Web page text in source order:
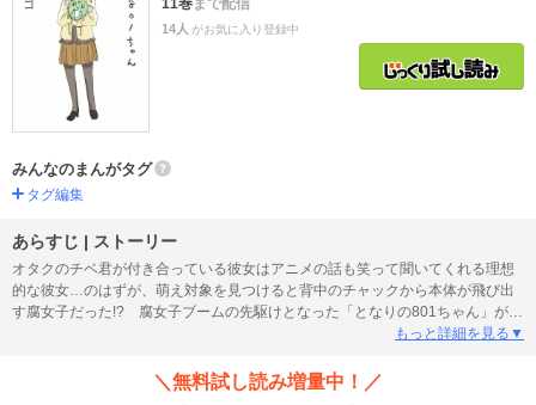
11巻まで配信
14人 がお気に入り登録中
みんなのまんがタグ
タグ編集
あらすじ | ストーリー
オタクのチベ君が付き合っている彼女はアニメの話も笑って聞いてくれる理想
的な彼女…のはずが、萌え対象を見つけると背中のチャックから本体が飛び出
す腐女子だった!? 腐女子ブームの先駆けとなった「となりの801ちゃん」がデ
ジタル新装版として復活!! ※本書は宙出版より配信されていた「となりの801
入の際はご注意ください。
もっと詳細を見る▼
＼無料試し読み増量中！／